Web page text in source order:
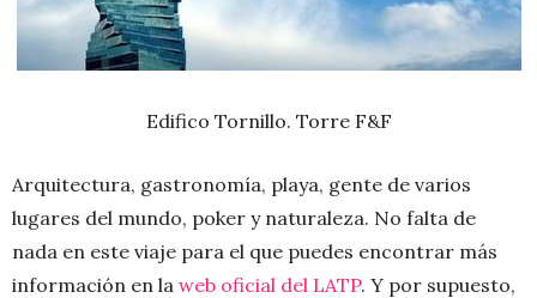
Edifico Tornillo. Torre F&F
Arquitectura, gastronomía, playa, gente de varios
lugares del mundo, poker y naturaleza. No falta de
nada en este viaje para el que puedes encontrar más
información en la web oficial del LATP. Y por supuesto,